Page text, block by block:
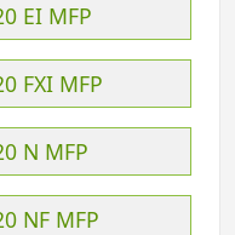
EI MFP
FXI MFP
N MFP
NF MFP